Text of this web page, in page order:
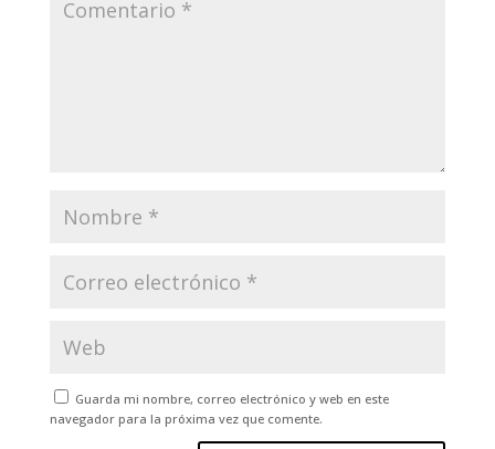
Guarda mi nombre, correo electrónico y web en este
navegador para la próxima vez que comente.